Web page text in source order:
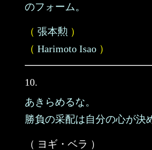
のフォーム。
（ 張本勲 ）
（ Harimoto Isao ）
10.
あきらめるな。
勝負の采配は自分の心が決
（ ヨギ・ベラ ）